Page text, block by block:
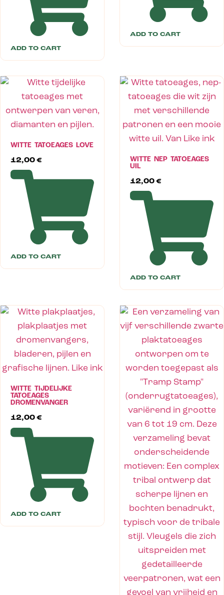
ADD TO CART
ADD TO CART
WITTE TATOEAGES LOVE
12,00 €
ADD TO CART
WITTE NEP TATOEAGES
UIL
12,00 €
ADD TO CART
WITTE TIJDELIJKE
TATOEAGES
DROMENVANGER
12,00 €
ADD TO CART